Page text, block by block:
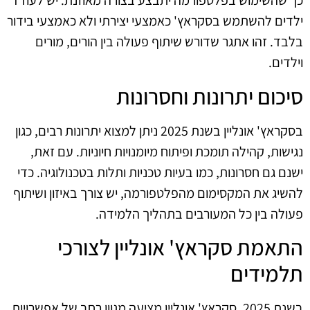
ילדים להשתמש בסקראץ' כאמצעי יצירתי ולא כאמצעי בידור
בלבד. זהו אתגר שדורש שיתוף פעולה בין הורים, מורים
וילדים.
סיכום יתרונות וחסרונות
בסקראץ' אונליין בשנת 2025 ניתן למצוא יתרונות רבים, כגון
נגישות, קהילה תומכת ופיתוח מיומנויות חיוניות. עם זאת,
ישנם גם חסרונות, כמו בעיות טכניות ותלות בטכנולוגיה. כדי
להשיג את המקסימום מהפלטפורמה, יש צורך באיזון ושיתוף
פעולה בין כל המעורבים בתהליך הלמידה.
התאמת סקראץ' אונליין לצורכי
תלמידים